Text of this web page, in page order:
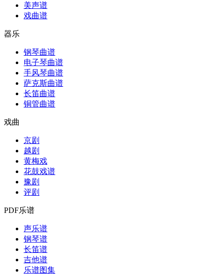
美声谱
戏曲谱
器乐
钢琴曲谱
电子琴曲谱
手风琴曲谱
萨克斯曲谱
长笛曲谱
铜管曲谱
戏曲
京剧
越剧
黄梅戏
花鼓戏谱
豫剧
评剧
PDF乐谱
声乐谱
钢琴谱
长笛谱
吉他谱
乐谱图集